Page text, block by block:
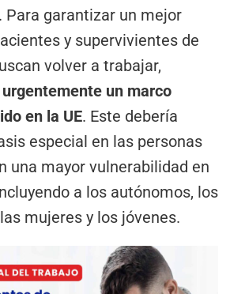
Para garantizar un mejor
y supervivientes de
volver a trabajar,
un marco
en la UE. Este debería
especial en las personas
una mayor vulnerabilidad en
a los autónomos, los
mujeres y los jóvenes.